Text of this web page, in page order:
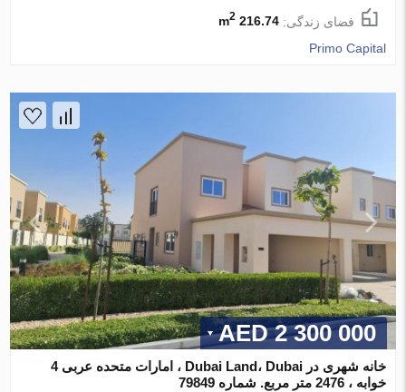
فضای زندگی:216.74 m
2
Primo Capital
2 300 000 AED
خانه شهری در Dubai Land، Dubai ، امارات متحده عربی 4
خوابه ، 2476 متر مربع. شماره 79849